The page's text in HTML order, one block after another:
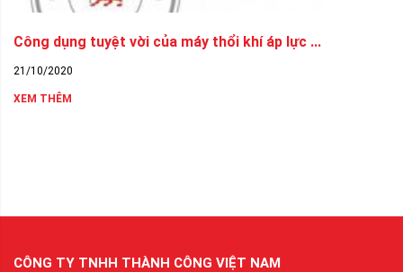
Công dụng tuyệt vời của máy thổi khí áp lực ...
21/10/2020
XEM THÊM
CÔNG TY TNHH THÀNH CÔNG VIỆT NAM